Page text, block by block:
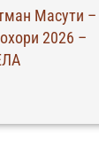
Масути –
2026 –